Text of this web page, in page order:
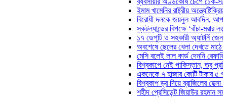
ইমাম খামেনির রাষ্ট্রীয় অন্ত্যেষ্টিক্রিয়ায়
বিরোধী দলকে জয়নুল আবদিন, আপনারা
স্কটল্যান্ডের বিপক্ষে ‘বাঁচা-মরার
১৭ ডেপুটি ও সহকারী অ্যাটর্নি
অবশেষে ছেলের খেলা দেখতে মাঠে
মেসি বলেই লাল কার্ড দেননি রেফারি!
বিশ্বকাপে নেই পাকিস্তান, তবু প্রতিটি
একনেকে ৭ হাজার কোটি টাকার ৫
বিশ্বকাপ ড্র দিয়ে ব্রাজিলের হেক্সা মিশন
শহীদ প্রেসিডেন্ট জিয়াউর রহমান